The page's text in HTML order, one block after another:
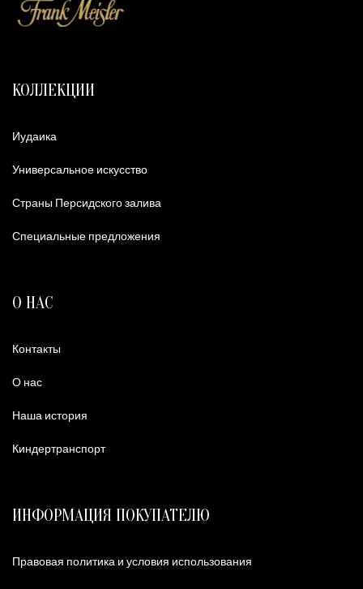
КОЛЛЕКЦИИ
Иудаика
Универсальное искусство
Страны Персидского залива
Специальные предложения
О НАС
Контакты
О нас
Наша история
Киндертранспорт
ИНФОРМАЦИЯ ПОКУПАТЕЛЮ
Правовая политика и условия использования